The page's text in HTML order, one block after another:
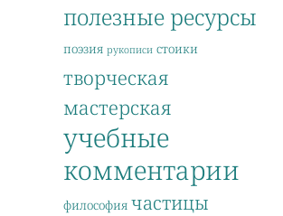
полезные ресурсы
поэзия рукописи стоики
творческая
мастерская
учебные
комментарии
философия частицы